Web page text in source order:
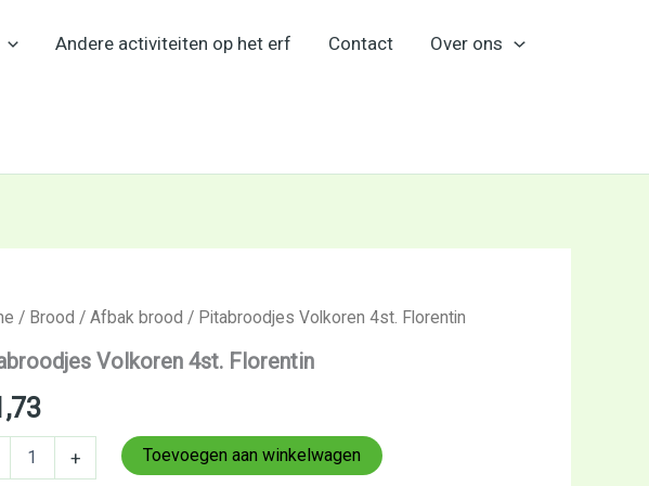
Andere activiteiten op het erf Contact Over ons
/ Brood / Afbak brood / Pitabroodjes Volkoren 4st. Florentin
Volkoren 4st. Florentin
+ Toevoegen aan winkelwagen